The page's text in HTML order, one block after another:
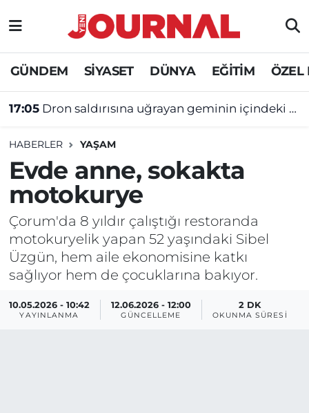
GÜNDEM SİYASET DÜNYA EĞİTİM ÖZEL
17:05 Dron saldırısına uğrayan geminin içindeki ağır hasar ortaya çıktı
HABERLER YAŞAM
Evde anne, sokakta
motokurye
Çorum'da 8 yıldır çalıştığı restoranda
motokuryelik yapan 52 yaşındaki Sibel
Üzgün, hem aile ekonomisine katkı
sağlıyor hem de çocuklarına bakıyor.
10.05.2026 - 10:42
YAYINLANMA
12.06.2026 - 12:00
GÜNCELLEME
2 DK
OKUNMA SÜRESI
GÜNDEM
SİYASET
DÜNYA
EĞİTİM
ÖZEL HABER
Nöbetçi Eczaneler
Hava Durumu
Süper Lig Puan Durumu ve Fikstür
Tüm Manşetler
Son Dakika Haberleri
Haber Arşivi